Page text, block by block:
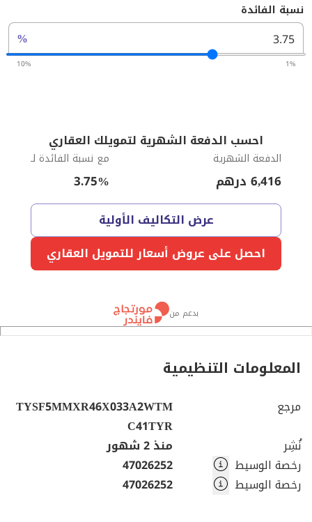
نسبة الفائدة
%
1%
10%
احسب الدفعة الشهرية لتمويلك العقاري
الدفعة الشهرية
6,416 درهم
مع نسبة الفائدة لـ
3.75%
عرض التكاليف الأولية
احصل على عروض أسعار للتمويل العقاري
بدعم من
المعلومات التنظيمية
مرجع
TYSF5MMXR46X033A2WTM
C41TYR
نُشِر
منذ 2 شهور
رخصة الوسيط
47026252
رخصة الوسيط
47026252